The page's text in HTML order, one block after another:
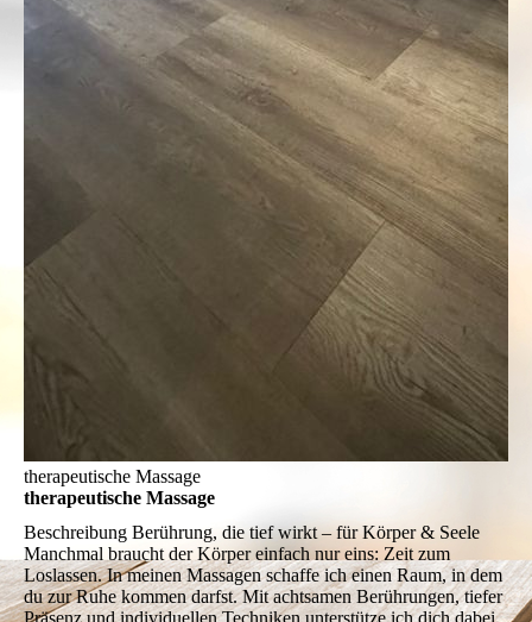
therapeutische Massage
therapeutische Massage
Beschreibung Berührung, die tief wirkt – für Körper & Seele
Manchmal braucht der Körper einfach nur eins: Zeit zum
Loslassen. In meinen Massagen schaffe ich einen Raum, in dem
du zur Ruhe kommen darfst. Mit achtsamen Berührungen, tiefer
Präsenz und individuellen Techniken unterstütze ich dich dabei,